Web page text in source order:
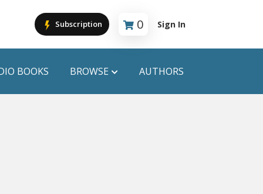
Subscription 0
Cart is empty
Sign In
BOOKS BROWSE AUTHORS